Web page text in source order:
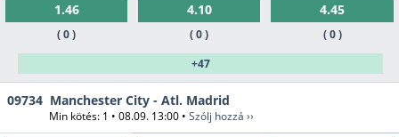
1.46
( 0 )
4.10
( 0 )
4.45
( 0 )
+47
09734 Manchester City - Atl. Madrid
Min kötés: 1 • 08.09. 13:00 • Szólj hozzá ››